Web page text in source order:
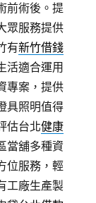
前術後。提
眾服務提供
有新竹借錢
活適合運用
專案，提供
具照明值得
估台北健康
當舖多種資
位服務，輕
工廠生產製